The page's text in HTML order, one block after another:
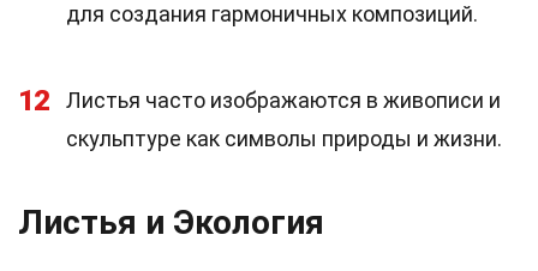
для создания гармоничных композиций.
12
Листья часто изображаются в живописи и
скульптуре как символы природы и жизни.
Листья и Экология